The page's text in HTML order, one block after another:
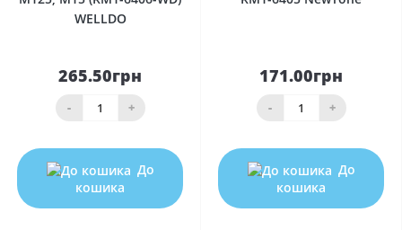
WELLDO
265.50грн
- +
До
кошика
171.00грн
- +
До
кошика